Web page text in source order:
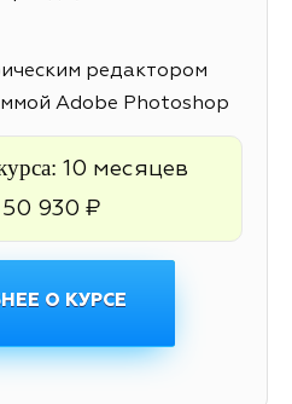
редактором
Adobe Photoshop
10 месяцев
50 930 ₽
О КУРСЕ